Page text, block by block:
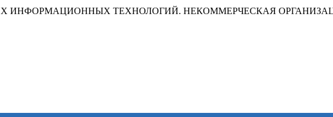
ИНФОРМАЦИОННЫХ ТЕХНОЛОГИЙ. НЕКОММЕРЧЕСКАЯ